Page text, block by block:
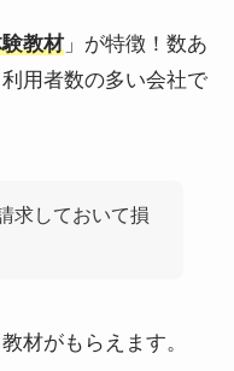
教材」が特徴！数あ
用者数の多い会社で
求しておいて損
材がもらえます。